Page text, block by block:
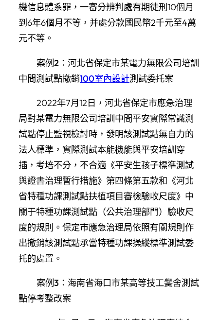
機信息體系罪，一審分辨判處有期徒刑10個月
到6年6個月不等，并處分款國民幣2千元至4萬
元不等。
案例2：河北省保定市某電力無限公司培訓
中間測試點撤銷100室內設計測試委托案
2022年7月12日，河北省保定市應急治理
局對某電力無限公司培訓中間平安實際常識測
試點停止監視檢討時，發明該測試點無自力的
法人標準，實際測試本能機能與平安培訓穿
插，考培不分，不合適《平安生孩子標準測試
與證書治理暫行措施》第四條第五款和《河北
省特種功課測試點扶植項目審檢驗收尺度》中
關于特種功課測試點（公共治理部門）驗收尺
度的規則。保定市應急治理局依照有關規則作
出撤銷該測試點承當特種功課操縱標準測試委
托的處置。
案例3：海南省海口市某高等技工黌舍測試
點停考整改案